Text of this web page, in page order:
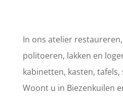
In ons atelier
politoeren, lakken en
kabinetten, kasten,
Woont u in Biezenkuilen